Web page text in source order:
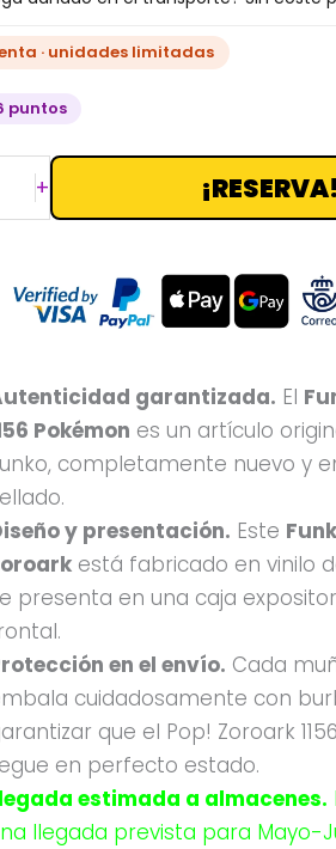
· unidades limitadas
puntos
+ ¡RESERVA!
garantizada. El
Pokémon es un artículo
completamente nuevo y
y presentación. Este
está fabricado en vinilo
presenta en una caja
en el envío. Cada
cuidadosamente con
que el Pop! Zoroark
en perfecto estado.
estimada a almacenes.
llegada prevista para Mayo-